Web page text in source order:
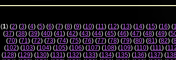
(1) (2) (3) (4) (5) (6) (7) (8) (9) (10) (11) (12) (13) (14) (15) (16) (
(37) (38) (39) (40) (41) (42) (43) (44) (45) (46) (47) (48) (49) (
(70) (71) (72) (73) (74) (75) (76) (77) (78) (79) (80) (81) (82) (
(102) (103) (104) (105) (106) (107) (108) (109) (110) (111) (
(128) (129) (130) (131) (132) (133) (134) (135) (136) (137) (